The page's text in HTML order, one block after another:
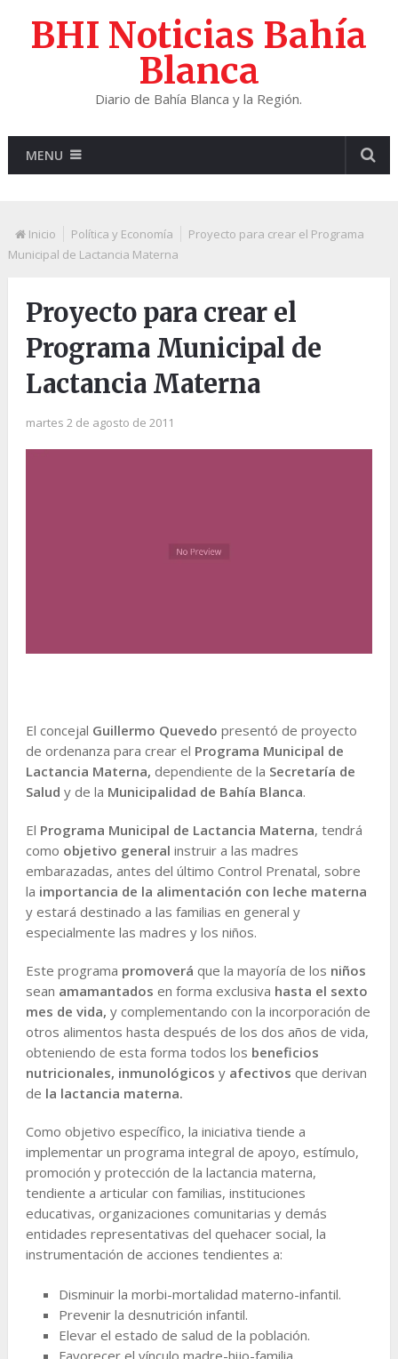
BHI Noticias Bahía
Blanca
Diario de Bahía Blanca y la Región.
MENU
Inicio Política y Economía
Proyecto para crear el Programa
Municipal de Lactancia Materna
Proyecto para crear el
Programa Municipal de
Lactancia Materna
martes 2 de agosto de 2011
El concejal Guillermo Quevedo presentó de proyecto
de ordenanza para crear el Programa Municipal de
Lactancia Materna, dependiente de la Secretaría de
Salud y de la Municipalidad de Bahía Blanca.
El Programa Municipal de Lactancia Materna, tendrá
como objetivo general instruir a las madres
embarazadas, antes del último Control Prenatal, sobre
la importancia de la alimentación con leche materna
y estará destinado a las familias en general y
especialmente las madres y los niños.
Este programa promoverá que la mayoría de los niños
sean amamantados en forma exclusiva hasta el sexto
mes de vida, y complementando con la incorporación de
otros alimentos hasta después de los dos años de vida,
obteniendo de esta forma todos los beneficios
nutricionales, inmunológicos y afectivos que derivan
de la lactancia materna.
Como objetivo específico, la iniciativa tiende a
implementar un programa integral de apoyo, estímulo,
promoción y protección de la lactancia materna,
tendiente a articular con familias, instituciones
educativas, organizaciones comunitarias y demás
entidades representativas del quehacer social, la
instrumentación de acciones tendientes a:
Disminuir la morbi-mortalidad materno-infantil.
Prevenir la desnutrición infantil.
Elevar el estado de salud de la población.